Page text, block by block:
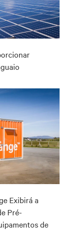
Exibirá a
Pré-
de